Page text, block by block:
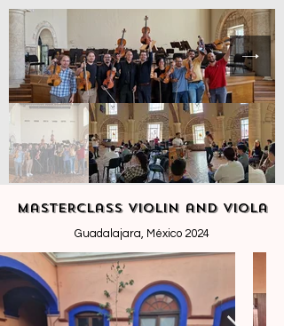
MasteRclass Violin and Viola
Guadalajara, México 2024